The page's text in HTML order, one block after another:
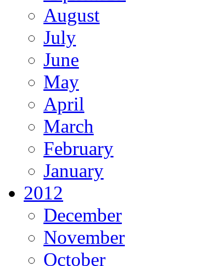
August
July
June
May
April
March
February
January
2012
December
November
October